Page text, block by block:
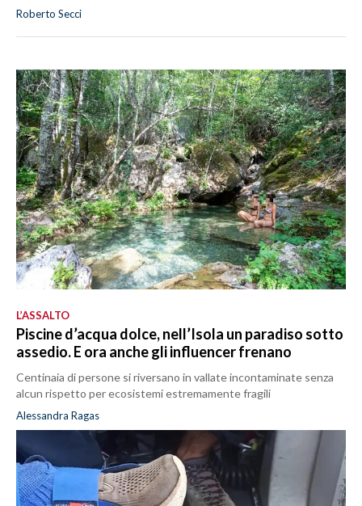
Roberto Secci
L’ASSALTO
Piscine d’acqua dolce, nell’Isola un paradiso sotto
assedio. E ora anche gli influencer frenano
Centinaia di persone si riversano in vallate incontaminate senza
alcun rispetto per ecosistemi estremamente fragili
Alessandra Ragas